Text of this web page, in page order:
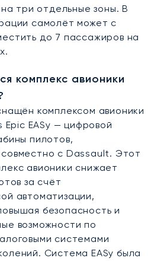
три отдельные зоны. В
самолёт может с
до 7 пассажиров на
комплекс авионики
комплексом авионики
Epic EASy — цифровой
пилотов,
с Dassault. Этот
авионики снижает
за счёт
автоматизации,
безопасность и
возможности по
системами
Система EASy была